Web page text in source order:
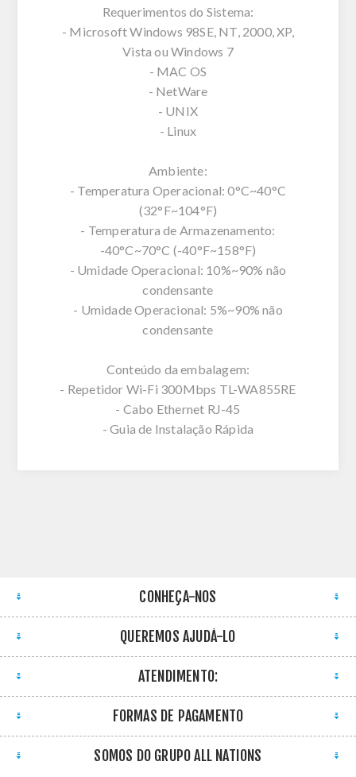
Requerimentos do Sistema:
- Microsoft Windows 98SE, NT, 2000, XP,
Vista ou Windows 7
- MAC OS
- NetWare
- UNIX
- Linux
Ambiente:
- Temperatura Operacional: 0°C~40°C
(32°F~104°F)
- Temperatura de Armazenamento:
-40°C~70°C (-40°F~158°F)
- Umidade Operacional: 10%~90% não
condensante
- Umidade Operacional: 5%~90% não
condensante
Conteúdo da embalagem:
- Repetidor Wi-Fi 300Mbps TL-WA855RE
- Cabo Ethernet RJ-45
- Guia de Instalação Rápida
CONHEÇA-NOS
QUEREMOS AJUDÁ-LO
ATENDIMENTO:
FORMAS DE PAGAMENTO
SOMOS DO GRUPO ALL NATIONS